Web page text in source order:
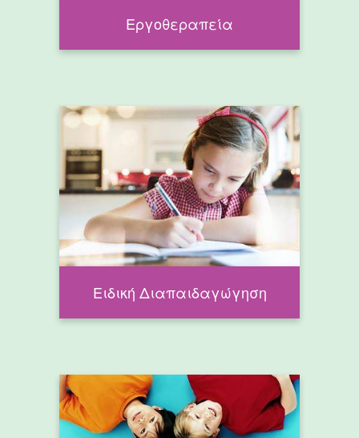
Εργοθεραπεία
Ειδική Διαπαιδαγώγηση